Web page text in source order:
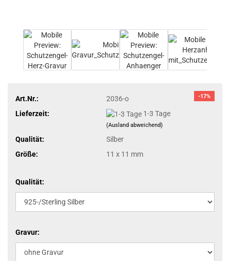
-17%
Art.Nr.:
2036-o
Lieferzeit:
1-3 Tage
(Ausland abweichend)
Qualität:
Silber
Größe:
11 x 11 mm
Qualität:
Gravur: